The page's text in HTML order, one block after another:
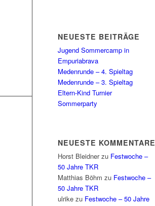
NEUESTE BEITRÄGE
Jugend Sommercamp in
Empuriabrava
Medenrunde – 4. Spieltag
Medenrunde – 3. Spieltag
Eltern-Kind Turnier
Sommerparty
NEUESTE KOMMENTARE
Horst Bleidnerzu Festwoche –
50 Jahre TKR
Matthias Böhm zu Festwoche –
50 Jahre TKR
ulrike zu Festwoche – 50 Jahre